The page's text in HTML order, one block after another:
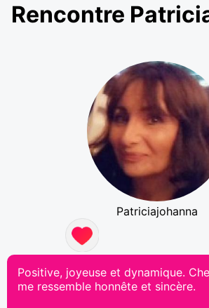
Rencontre
Patriciajohanna
Positive, joyeuse et dynamique.
me ressemble honnête et sincère.